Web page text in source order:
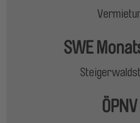
SWE
ÖPNV